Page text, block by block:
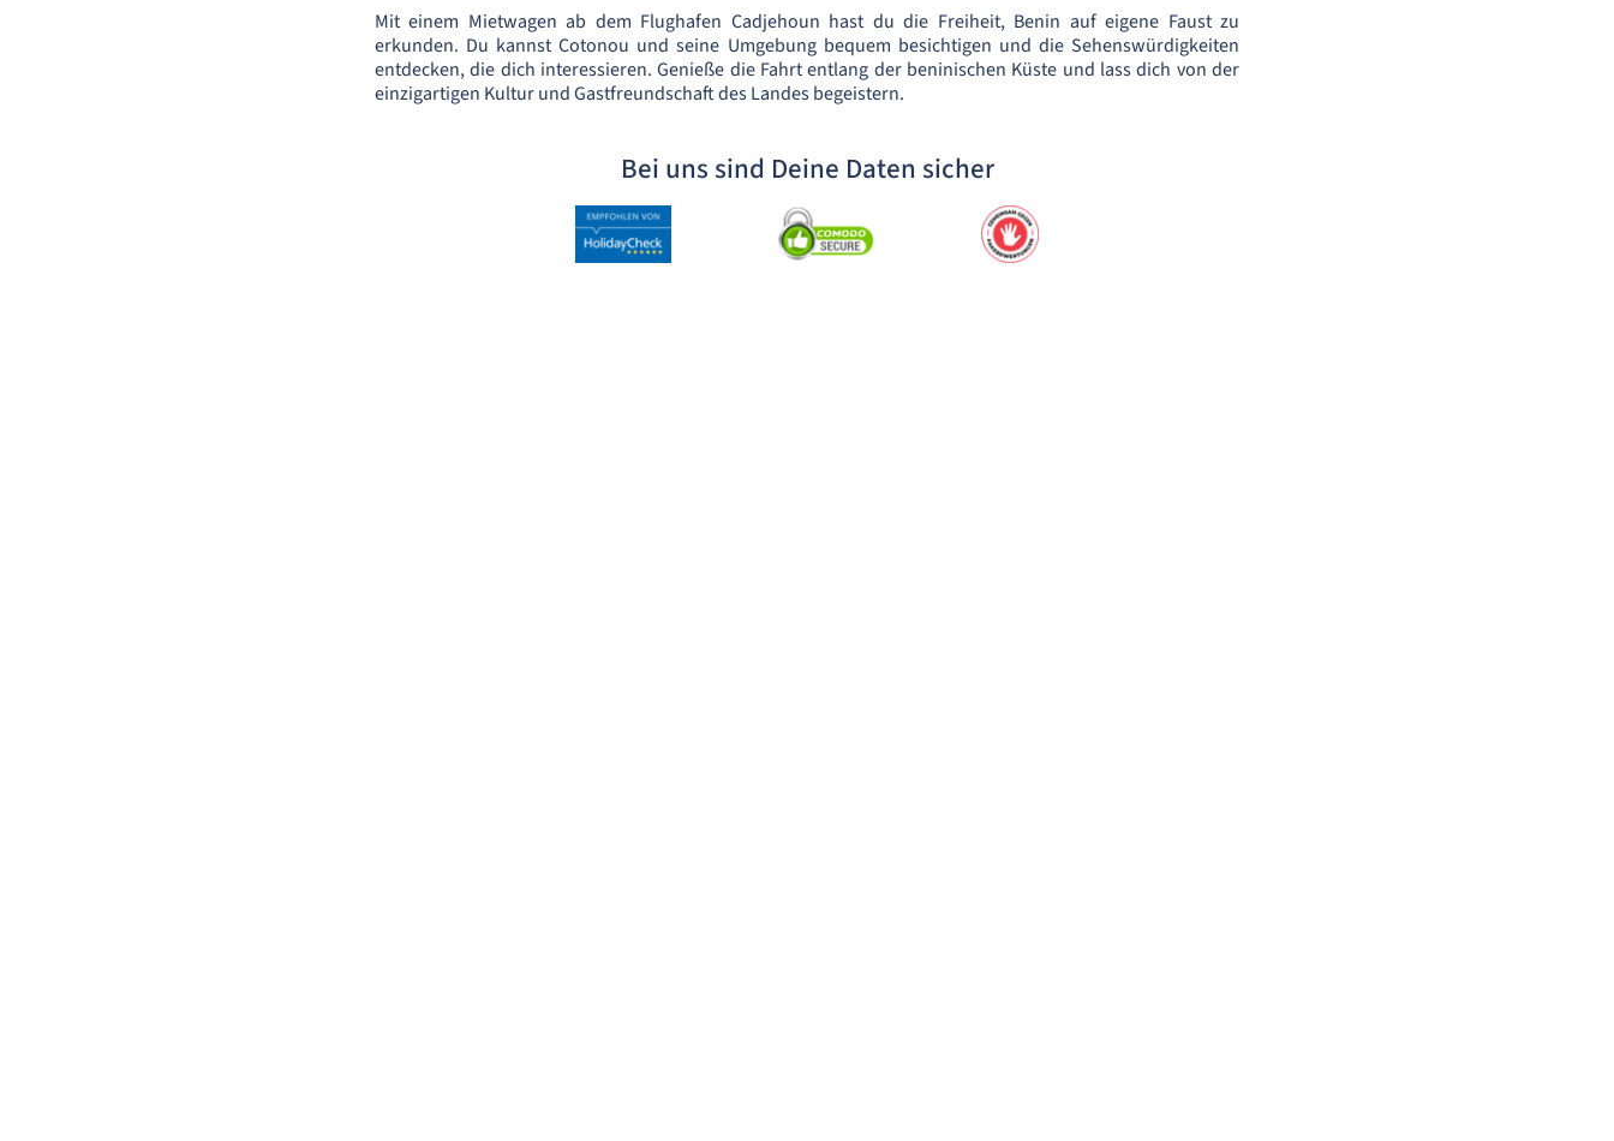
Mit einem Mietwagen ab dem Flughafen Cadjehoun hast du die Freiheit, Benin auf eigene Faust zu
erkunden. Du kannst Cotonou und seine Umgebung bequem besichtigen und die Sehenswürdigkeiten
entdecken, die dich interessieren. Genieße die Fahrt entlang der beninischen Küste und lass dich von der
einzigartigen Kultur und Gastfreundschaft des Landes begeistern.
Bei uns sind Deine Daten sicher